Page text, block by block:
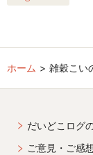
ホーム 雑穀こい
だいどこログ
ご意見・ご感